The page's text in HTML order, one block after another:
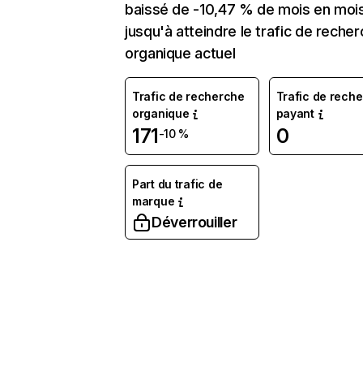
baissé de -10,47 % de mois en
jusqu'à atteindre le trafic de
organique actuel
Trafic de recherche
organique
171-10 %
Trafic de
payant
0
Part du trafic de
marque
Déverrouiller